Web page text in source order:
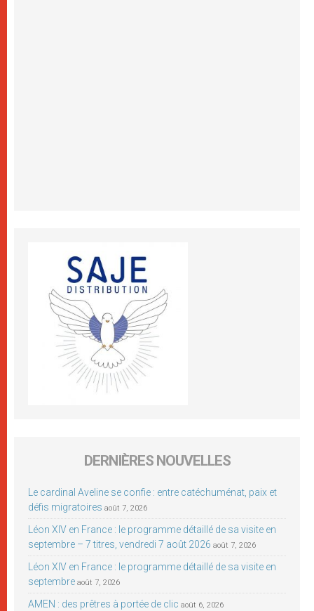
DERNIÈRES NOUVELLES
Le cardinal Aveline se confie : entre catéchuménat, paix et
défis migratoires août 7, 2026
Léon XIV en France : le programme détaillé de sa visite en
septembre – 7 titres, vendredi 7 août 2026 août 7, 2026
Léon XIV en France : le programme détaillé de sa visite en
septembre août 7, 2026
AMEN : des prêtres à portée de clic août 6, 2026